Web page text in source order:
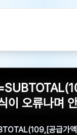
이 오류나며
공급가